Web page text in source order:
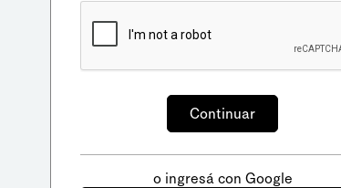
o ingresá con Google